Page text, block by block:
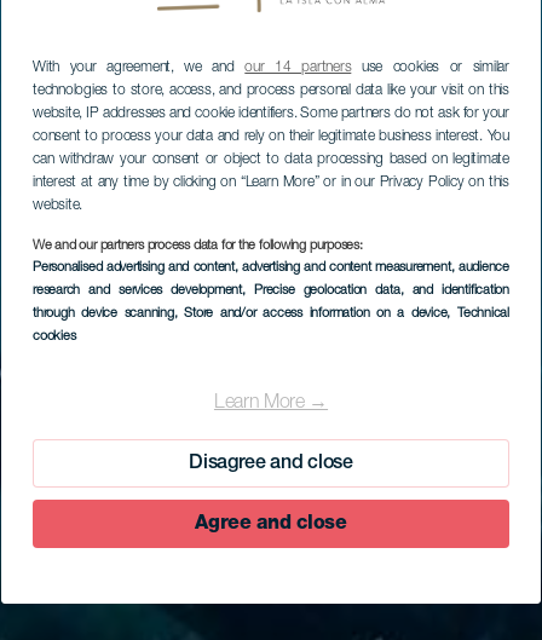
With your agreement, we andour 14 partnersuse cookies or similar
technologies to store, access, and process personal data like your visit on this
website, IP addresses and cookie identifiers. Some partners do not ask for your
consent to process your data and rely on their legitimate business interest. You
can withdraw your consent or object to data processing based on legitimate
interest at any time by clicking on “Learn More” or in our Privacy Policy on this
website.
We and our partners process data for the following purposes:
Personalised advertising and content, advertising and content measurement, audience
research and services development, Precise geolocation data, and identification
through device scanning, Store and/or access information on a device, Technical
cookies
Learn More →
Disagree and close
Agree and close